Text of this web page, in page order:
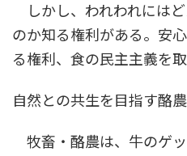
しかし、われわれには
のか知る権利がある。安
る権利、食の民主主義を
自然との共生を目指す酪農
牧畜・酪農は、牛のゲ